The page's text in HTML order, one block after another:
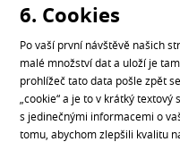
6. Cookies
Po vaší první návštěvě našich
malé množství dat a uloží je
prohlížeč tato data pošle zpět
„cookie“ a je to v krátký
s jedinečnými informacemi o
tomu, abychom zlepšili kvalitu